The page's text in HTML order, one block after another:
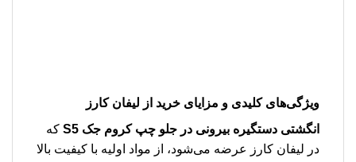
ویژگی‌های کلیدی و مزایای خرید از لیفان کارز
انگشتی دستگیره بیرونی در جلو چپ کروم جک S5
که
در لیفان کارز عرضه می‌شود، از مواد اولیه با کیفیت بالا